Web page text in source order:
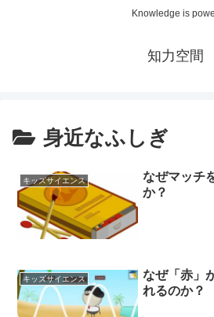
Knowledge is
知力空間
身近なふしぎ
キッズサイエンス
なぜマッチ
か？
キッズサイエンス
なぜ「赤」
れるのか？